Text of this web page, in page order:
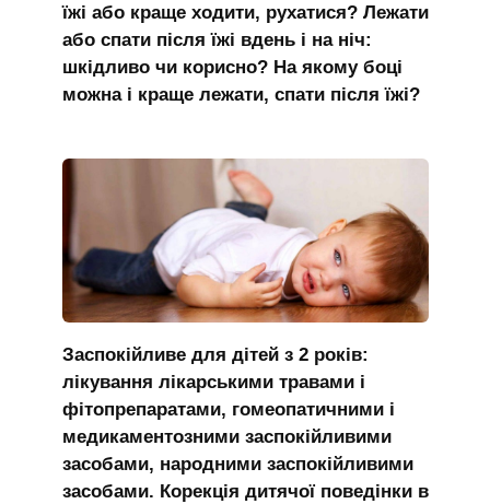
їжі або краще ходити, рухатися? Лежати
або спати після їжі вдень і на ніч:
шкідливо чи корисно? На якому боці
можна і краще лежати, спати після їжі?
Заспокійливе для дітей з 2 років:
лікування лікарськими травами і
фітопрепаратами, гомеопатичними і
медикаментозними заспокійливими
засобами, народними заспокійливими
засобами. Корекція дитячої поведінки в